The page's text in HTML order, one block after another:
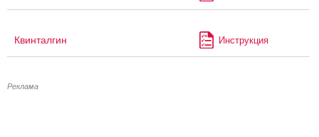
Квинталгин Инструкция
Реклама